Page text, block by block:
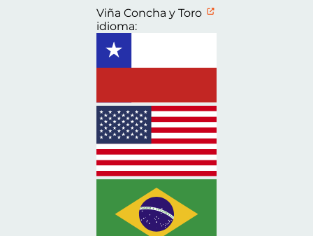
Viña Concha y Toro
idioma: